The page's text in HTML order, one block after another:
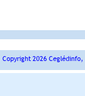
Copyright 2026